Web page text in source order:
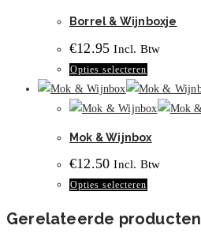
Borrel & Wijnboxje
€12.95 Incl. Btw
Opties selecteren
product
heeft
Deze
gekozen
Mok & Wijnbox
€12.50 Incl. Btw
Opties selecteren
heeft
Gerelateerde producten